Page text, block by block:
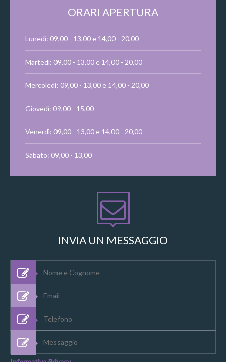
ORARI APERTURA
Lunedì: 09,00 - 13,00 e 14,00 - 20,00
Martedì: 09,00 - 13,00 e 14,00 - 20,00
Mercoledì: 09,00 - 13,00 e 14,00 - 20,00
Giovedì: 09,00 - 15,00
Venerdì: 09,00 - 13,00 e 14,00 - 20,00
Sabato: 09,00 - 13,00
INVIA UN MESSAGGIO